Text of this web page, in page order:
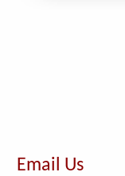
Email Us